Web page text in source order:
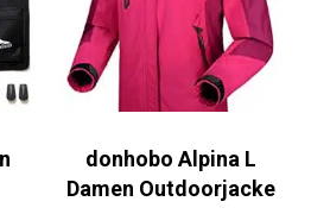
donhobo Alpina L